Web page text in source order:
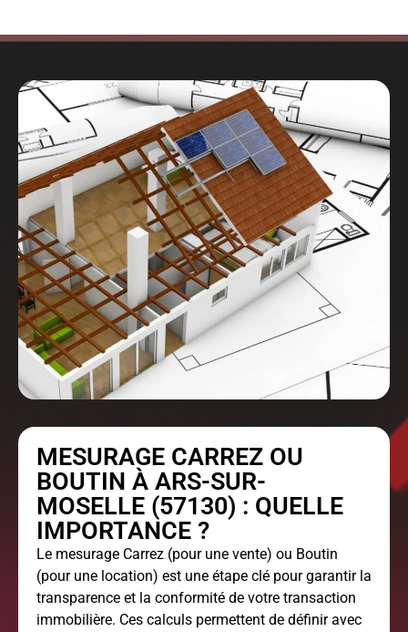
MESURAGE CARREZ OU
BOUTIN À ARS-SUR-
MOSELLE (57130) : QUELLE
IMPORTANCE ?
Le mesurage Carrez (pour une vente) ou Boutin
(pour une location) est une étape clé pour garantir la
transparence et la conformité de votre transaction
immobilière. Ces calculs permettent de définir avec